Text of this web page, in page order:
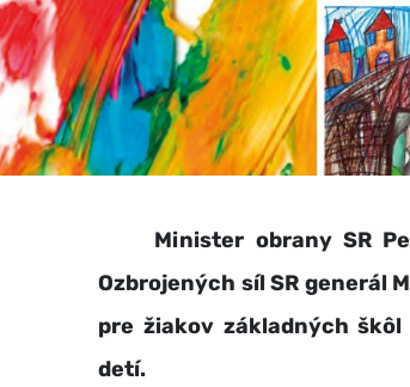
Minister obrany SR
Ozbrojených síl SR generál
pre žiakov základných
detí.